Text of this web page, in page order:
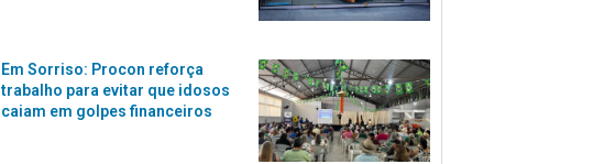
Em Sorriso: Procon reforça
trabalho para evitar que idosos
caiam em golpes financeiros